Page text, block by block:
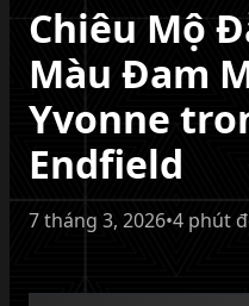
menu con
Chiêu Mộ
Màu Đam
Yvonne
Endfield
7 tháng 3, 2026•4 phút